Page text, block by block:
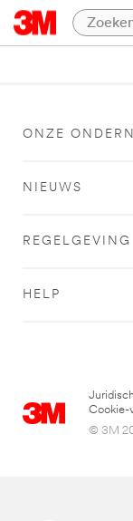
ONZE
NIEUWS
REGELGEVING
HELP
Cookie-
© 3M